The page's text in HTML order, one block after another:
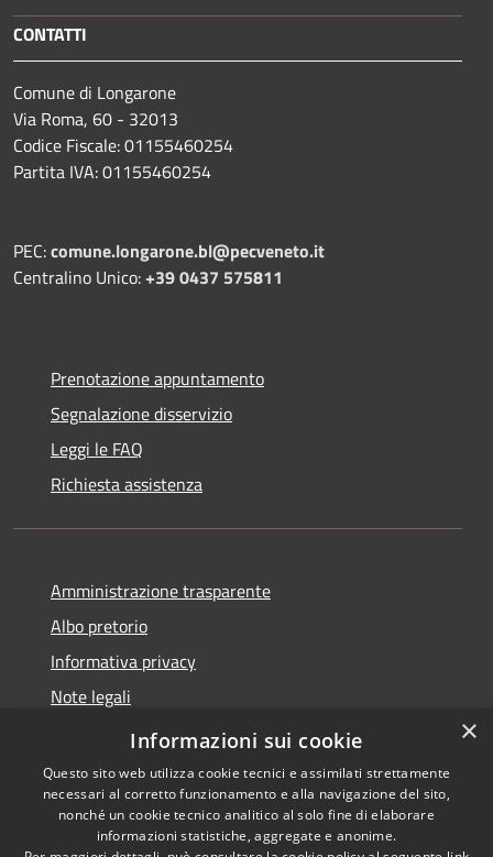
CONTATTI
Comune di Longarone
Via Roma, 60 - 32013
Codice Fiscale: 01155460254
Partita IVA: 01155460254
PEC:comune.longarone.bl@pecveneto.it
Centralino Unico:+39 0437 575811
Prenotazione appuntamento
Segnalazione disservizio
Leggi le FAQ
Richiesta assistenza
Amministrazione trasparente
Albo pretorio
Informativa privacy
Note legali
Dichiarazione di accessibilità
Copyright © 2026 • Comune di
×
Informazioni sui cookie
Questo sito web utilizza cookie tecnici e assimilati strettamente
necessari al corretto funzionamento e alla navigazione del sito,
nonché un cookie tecnico analitico al solo fine di elaborare
informazioni statistiche, aggregate e anonime.